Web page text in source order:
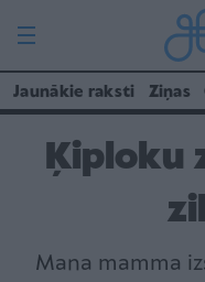
Jaunākie raksti Ziņas
Ķiploku
Mana mamma